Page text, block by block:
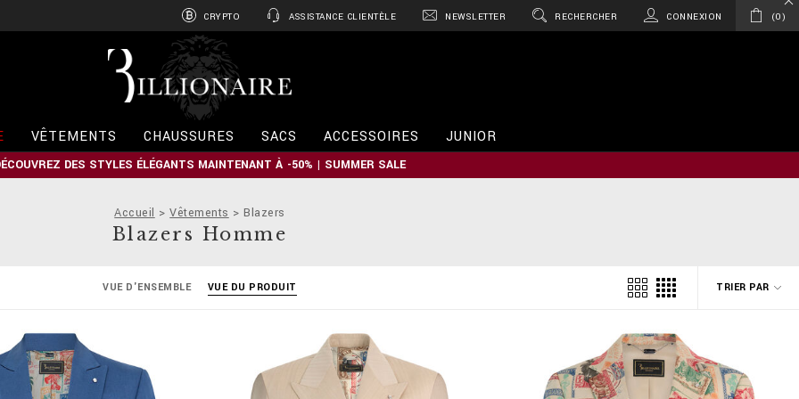
CRYPTO ASSISTANCE CLIENTÈLE NEWSLETTER RECHERCHER CONNEXION 0
l
o
n
a
VÊTEMENTS CHAUSSURES SACS ACCESSOIRES JUNIOR
DES STYLES ÉLÉGANTS MAINTENANT À -50% | SUMMER SALE
Accueil Vêtements Blazers
Blazers Homme
TRIER PAR
VUE D'ENSEMBLE VUE DU PRODUIT